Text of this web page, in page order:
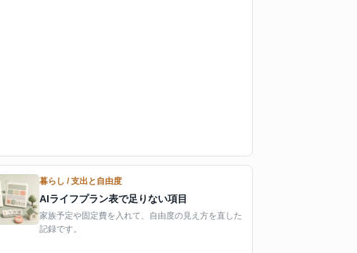
暮らし / 支出と自由度
AIライフプラン表で足りない項目
家族予定や固定費を入れて、自由度の見え方を直した
記録です。